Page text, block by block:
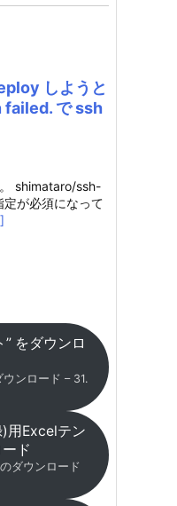
しようと
で ssh
shimataro/ssh-
が必須になって
をダウンロ
ンロード – 31.
用Excelテン
ド
ダウンロード